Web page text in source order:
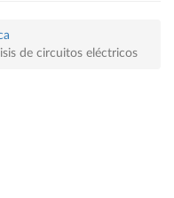
de circuitos eléctricos